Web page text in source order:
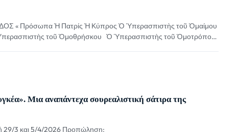
Πρόσωπα Ἡ Πατρίς Ἡ Κύπρος Ὁ Ὑπερασπιστὴς τοῦ Ὁμαίμου
τοῦ Ὁμοθρήσκου Ὁ Ὑπερασπιστὴς τοῦ Ὁμοτρόπου
Μια αναπάντεχα σουρεαλιστική σάτιρα της
29/3 και 5/4/2026 Προπώληση: